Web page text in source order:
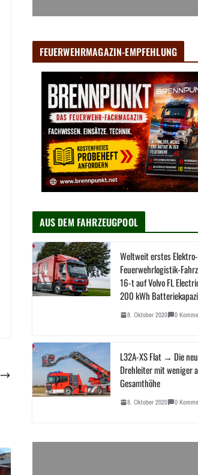
FEUERWEHRMAGAZIN-EMPFEHLUNG
AUS DEM FAHRZEUGPOOL
Weltweit erstes Elektro-
Feuerwehrlogistik-
16-t auf Volvo FL
200 kWh
8. Oktober 2020 0
L32A-XS Flat → Die
Drehleiter mit weniger
Gesamthöhe
8. Oktober 2020 0